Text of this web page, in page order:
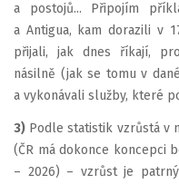
a postojů... Připojím
a Antigua, kam dorazili v
přijali, jak dnes říkají,
násilně (jak se tomu v
a vykonávali služby, které
3) Podle statistik vzrůstá v
(ČR má dokonce koncepci
– 2026) – vzrůst je